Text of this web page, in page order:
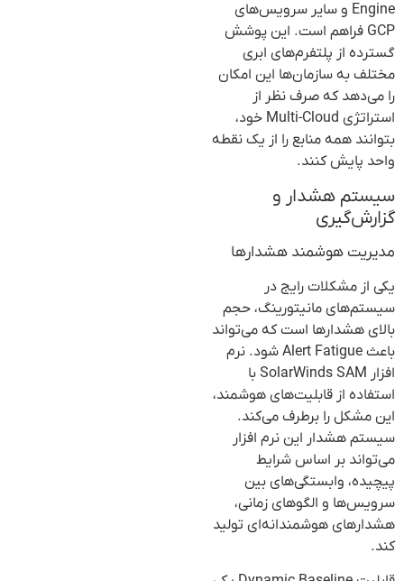
Engine و سایر سرویس‌های
GCP فراهم است. این پوشش
گسترده از پلتفرم‌های ابری
مختلف به سازمان‌ها این امکان
را می‌دهد که صرف نظر از
استراتژی Multi-Cloud خود،
بتوانند همه منابع را از یک نقطه
واحد پایش کنند.
سیستم هشدار و
گزارش‌گیری
مدیریت هوشمند هشدارها
یکی از مشکلات رایج در
سیستم‌های مانیتورینگ، حجم
بالای هشدارها است که می‌تواند
باعث Alert Fatigue شود. نرم
افزار SolarWinds SAM با
استفاده از قابلیت‌های هوشمند،
این مشکل را برطرف می‌کند.
سیستم هشدار این نرم افزار
می‌تواند بر اساس شرایط
پیچیده، وابستگی‌های بین
سرویس‌ها و الگوهای زمانی،
هشدارهای هوشمندانه‌ای تولید
کند.